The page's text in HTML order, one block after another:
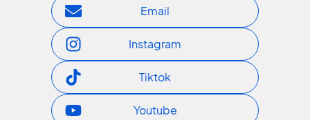
Email
Instagram
Tiktok
Youtube